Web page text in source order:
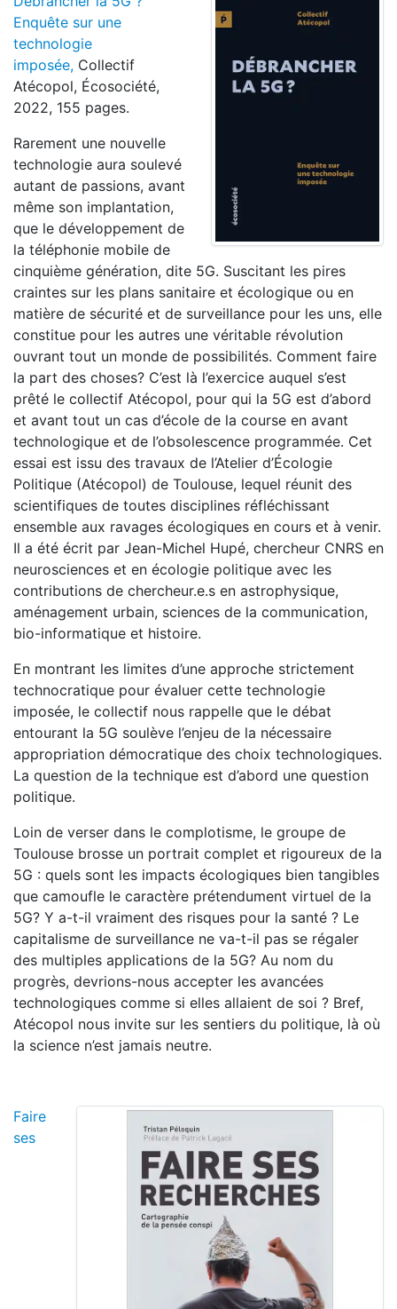
Enquête sur une
technologie
imposée, Collectif
Atécopol, Écosociété,
2022, 155 pages.
Rarement une nouvelle
technologie aura soulevé
autant de passions, avant
même son implantation,
que le développement de
la téléphonie mobile de
cinquième génération, dite 5G. Suscitant les pires
craintes sur les plans sanitaire et écologique ou en
matière de sécurité et de surveillance pour les uns, elle
constitue pour les autres une véritable révolution
ouvrant tout un monde de possibilités. Comment faire
la part des choses? C’est là l’exercice auquel s’est
prêté le collectif Atécopol, pour qui la 5G est d’abord
et avant tout un cas d’école de la course en avant
technologique et de l’obsolescence programmée. Cet
essai est issu des travaux de l’Atelier d’Écologie
Politique (Atécopol) de Toulouse, lequel réunit des
scientifiques de toutes disciplines réfléchissant
ensemble aux ravages écologiques en cours et à venir.
Il a été écrit par Jean-Michel Hupé, chercheur CNRS en
neurosciences et en écologie politique avec les
contributions de chercheur.e.s en astrophysique,
aménagement urbain, sciences de la communication,
bio-informatique et histoire.
En montrant les limites d’une approche strictement
technocratique pour évaluer cette technologie
imposée, le collectif nous rappelle que le débat
entourant la 5G soulève l’enjeu de la nécessaire
appropriation démocratique des choix technologiques.
La question de la technique est d’abord une question
politique.
Loin de verser dans le complotisme, le groupe de
Toulouse brosse un portrait complet et rigoureux de la
5G : quels sont les impacts écologiques bien tangibles
que camoufle le caractère prétendument virtuel de la
5G? Y a-t-il vraiment des risques pour la santé ? Le
capitalisme de surveillance ne va-t-il pas se régaler
des multiples applications de la 5G? Au nom du
progrès, devrions-nous accepter les avancées
technologiques comme si elles allaient de soi ? Bref,
Atécopol nous invite sur les sentiers du politique, là où
la science n’est jamais neutre.
Faire
ses